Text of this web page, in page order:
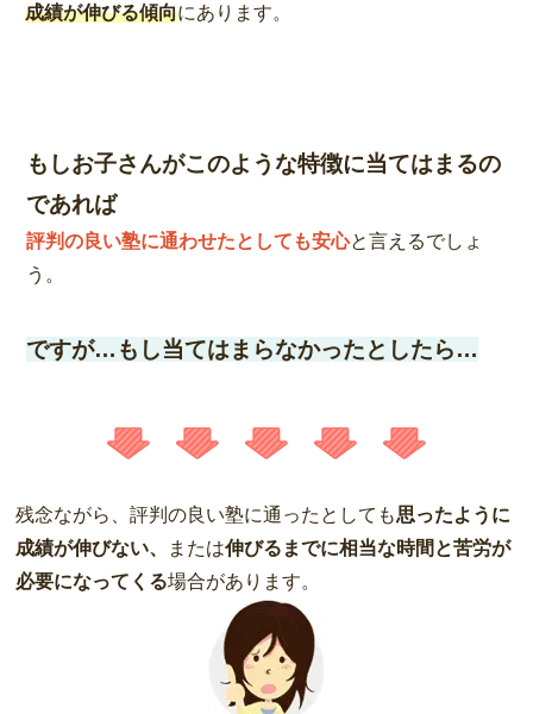
成績が伸びる傾向にあります。
もしお子さんがこのような特徴に当てはまるの
であれば
評判の良い塾に通わせたとしても安心と言えるでしょ
う。
ですが…もし当てはまらなかったとしたら…
残念ながら、評判の良い塾に通ったとしても思ったように
成績が伸びない、
または伸びるまでに相当な時間と苦労が
必要になってくる場合があります。